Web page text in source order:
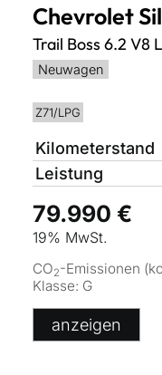
Chevrolet
Trail Boss 6.2 V8
Neuwagen
Z71/LPG
Kilometerstand
Leistung
79.990 €
19% MwSt.
CO2-Emissionen
Klasse: G
anzeigen